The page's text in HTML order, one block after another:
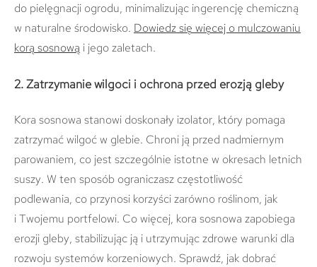
do pielęgnacji ogrodu, minimalizując ingerencję chemiczną
w naturalne środowisko. Dowiedz się więcej o mulczowaniu
korą sosnową i jego zaletach.
2. Zatrzymanie wilgoci i ochrona przed erozją gleby
Kora sosnowa stanowi doskonały izolator, który pomaga
zatrzymać wilgoć w glebie. Chroni ją przed nadmiernym
parowaniem, co jest szczególnie istotne w okresach letnich
suszy. W ten sposób ograniczasz częstotliwość
podlewania, co przynosi korzyści zarówno roślinom, jak
i Twojemu portfelowi. Co więcej, kora sosnowa zapobiega
erozji gleby, stabilizując ją i utrzymując zdrowe warunki dla
rozwoju systemów korzeniowych. Sprawdź, jak dobrać